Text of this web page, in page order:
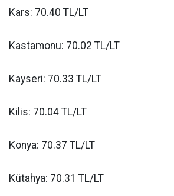
Kars: 70.40 TL/LT
Kastamonu: 70.02 TL/LT
Kayseri: 70.33 TL/LT
Kilis: 70.04 TL/LT
Konya: 70.37 TL/LT
Kütahya: 70.31 TL/LT